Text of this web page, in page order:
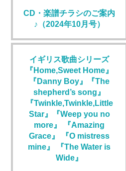
CD・楽譜チラシのご案内
♪（2024年10月号）
イギリス歌曲シリーズ
『Home,Sweet Home』
『Danny Boy』『The
shepherd’s song』
『Twinkle,Twinkle,Little
Star』『Weep you no
more』 『Amazing
Grace』 『O mistress
mine』 『The Water is
Wide』